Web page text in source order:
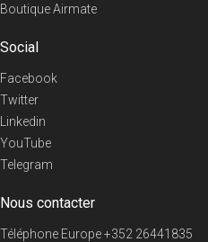
Boutique Airmate
Social
Facebook
Twitter
Linkedin
YouTube
Telegram
Nous contacter
Téléphone Europe+352 26441835